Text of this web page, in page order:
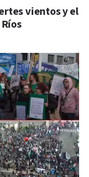
vientos y el